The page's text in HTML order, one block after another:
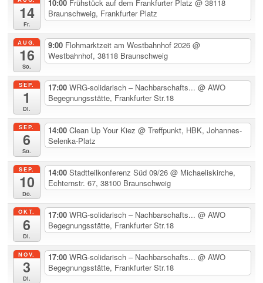
14
Fr.
10:00 Frühstück auf dem Frankfurter Platz@ 38118
Braunschweig, Frankfurter Platz
AUG.
16
So.
9:00 Flohmarktzeit am Westbahnhof 2026@
Westbahnhof, 38118 Braunschweig
SEP.
1
Di.
17:00WRG-solidarisch – Nachbarschafts...@ AWO
Begegnungsstätte, Frankfurter Str.18
SEP.
6
So.
14:00Clean Up Your Kiez@ Treffpunkt, HBK, Johannes-
Selenka-Platz
SEP.
10
Do.
14:00Stadtteilkonferenz Süd 09/26@ Michaeliskirche,
Echternstr. 67, 38100 Braunschweig
OKT.
6
Di.
17:00WRG-solidarisch – Nachbarschafts...@ AWO
Begegnungsstätte, Frankfurter Str.18
NOV.
3
Di.
17:00WRG-solidarisch – Nachbarschafts...@ AWO
Begegnungsstätte, Frankfurter Str.18